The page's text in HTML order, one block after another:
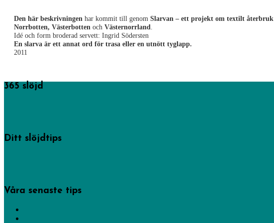
Den här beskrivningen har kommit till genom Slarvan – ett projekt om textilt återbruk
Norrbotten, Västerbotten och Västernorrland.
Idé och form broderad servett: Ingrid Södersten
En slarva är ett annat ord för trasa eller en utnött tyglapp.
2011
365 slöjd
Ditt slöjdtips
Våra senaste tips